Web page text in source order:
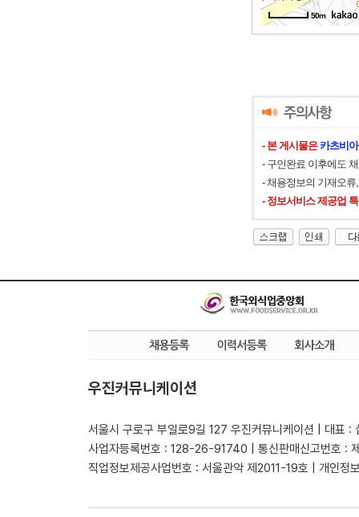
50m
50m
- 본 게시물은카츠비아
- 구인완료 이후에도
- 채용정보의 기재오
- 정보서비스 제공업
우진커뮤니케이션
서울시 구로구 부일로9길 127 우진커뮤니케이션 | 대표 :
사업자등록번호 : 128-26-91740 | 통신판매신고번호 :
직업정보제공사업번호 : 서울관악 제2011-19호 | 개인정